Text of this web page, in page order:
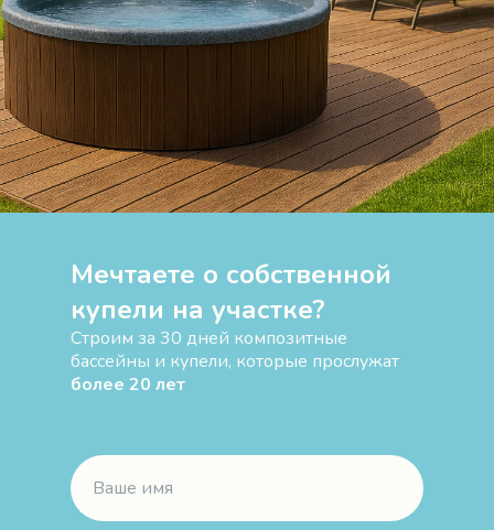
Мечтаете о собственной
купели на участке?
Строим за 30 дней композитные
бассейны и купели, которые прослужат
более 20 лет